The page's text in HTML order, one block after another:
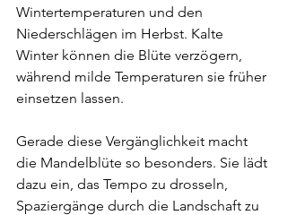
Wintertemperaturen und den
Niederschlägen im Herbst. Kalte
Winter können die Blüte verzögern,
während milde Temperaturen sie früher
einsetzen lassen.
Gerade diese Vergänglichkeit macht
die Mandelblüte so besonders. Sie lädt
dazu ein, das Tempo zu drosseln,
Spaziergänge durch die Landschaft zu